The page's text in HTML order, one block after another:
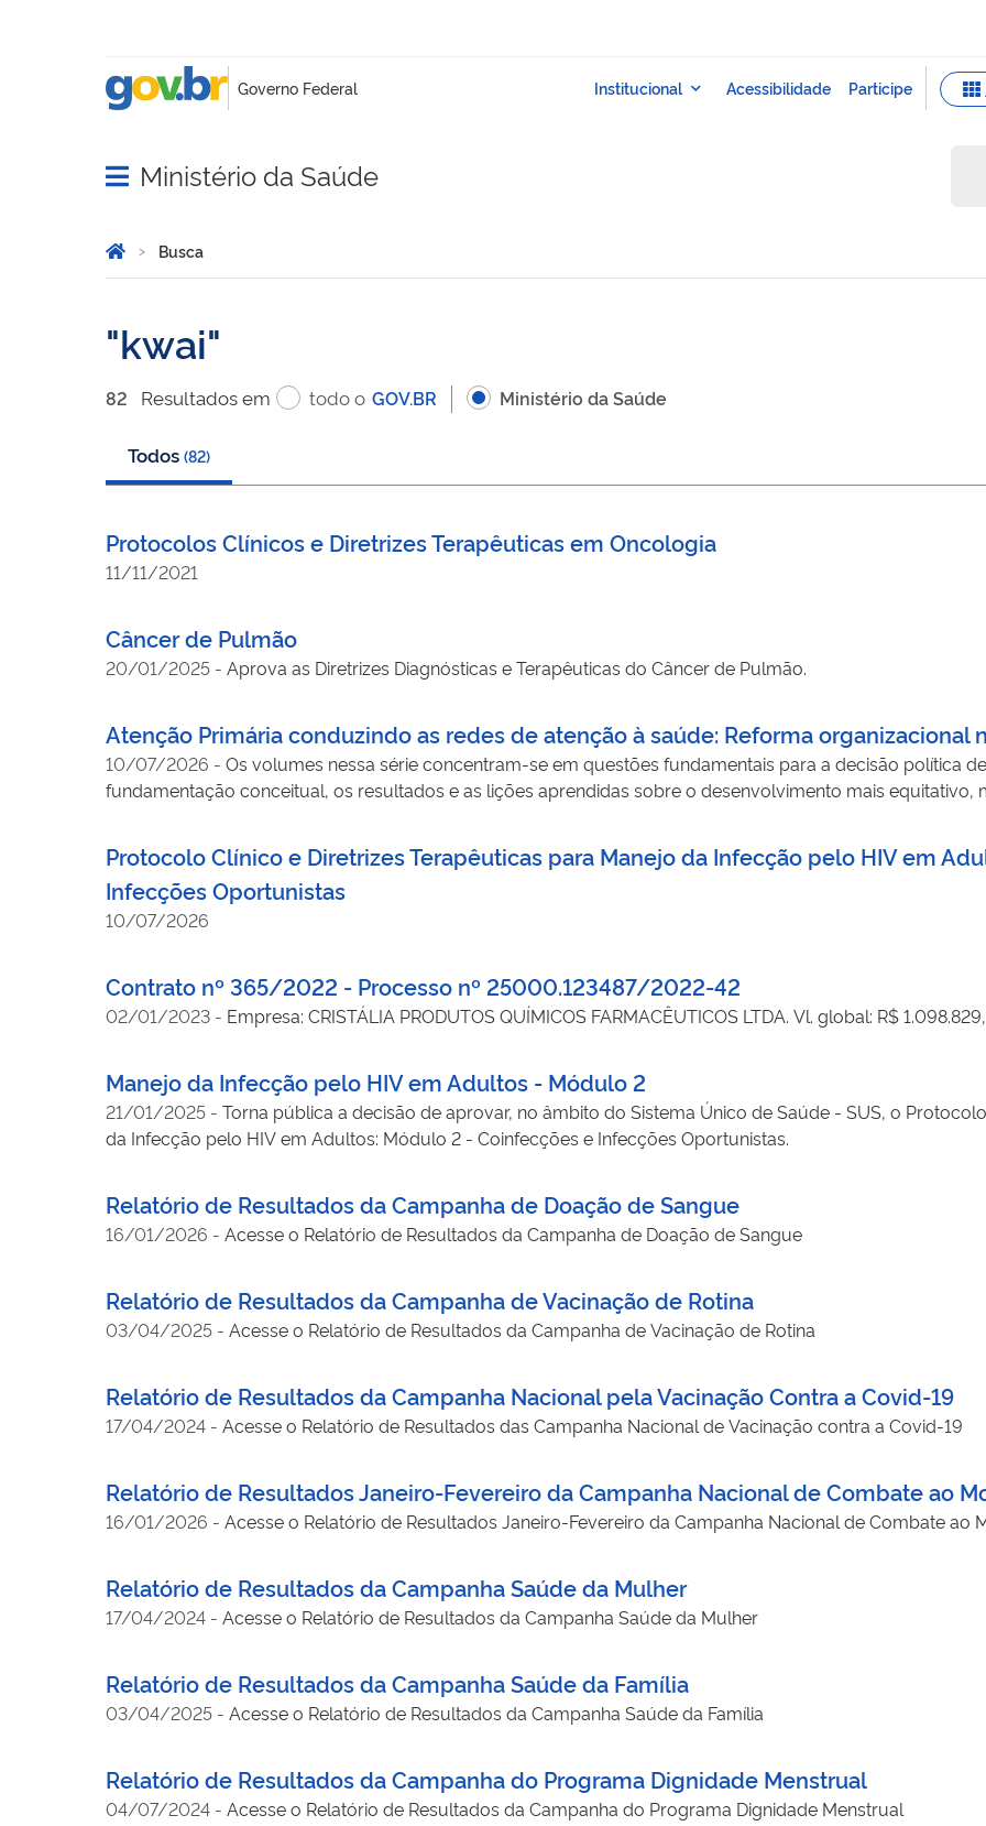
Abrir menu principal de navegação
Ministério da Saúde
Você está aqui:
Página Inicial
Busca
kwai
82 Resultadosem todo o GOV.BR Ministério da Saúde
Todos (82)
Protocolos Clínicos e Diretrizes Terapêuticas em Oncologia
11/11/2021
Câncer de Pulmão
20/01/2025 - Aprova as Diretrizes Diagnósticas e Terapêuticas do Câncer de Pulmão.
Atenção Primária conduzindo as redes de atenção à saúde: Reforma organizacional
10/07/2026 - Os volumes nessa série concentram-se em questões fundamentais para a decisão política
fundamentação conceitual, os resultados e as lições aprendidas sobre o desenvolvimento mais equitativo,
Protocolo Clínico e Diretrizes Terapêuticas para Manejo da Infecção pelo HIV em
Infecções Oportunistas
10/07/2026
Contrato nº 365/2022 - Processo nº 25000.123487/2022-42
02/01/2023 - Empresa: CRISTÁLIA PRODUTOS QUÍMICOS FARMACÊUTICOS LTDA. Vl. global: R$
Manejo da Infecção pelo HIV em Adultos - Módulo 2
21/01/2025 - Torna pública a decisão de aprovar, no âmbito do Sistema Único de Saúde - SUS, o
da Infecção pelo HIV em Adultos: Módulo 2 - Coinfecções e Infecções Oportunistas.
Relatório de Resultados da Campanha de Doação de Sangue
16/01/2026 - Acesse o Relatório de Resultados da Campanha de Doação de Sangue
Relatório de Resultados da Campanha de Vacinação de Rotina
03/04/2025 - Acesse o Relatório de Resultados da Campanha de Vacinação de Rotina
Relatório de Resultados da Campanha Nacional pela Vacinação Contra a Covid-19
17/04/2024 - Acesse o Relatório de Resultados das Campanha Nacional de Vacinação contra a Covid-19
Relatório de Resultados Janeiro-Fevereiro da Campanha Nacional de Combate ao
16/01/2026 - Acesse o Relatório de Resultados Janeiro-Fevereiro da Campanha Nacional de Combate ao
Relatório de Resultados da Campanha Saúde da Mulher
17/04/2024 - Acesse o Relatório de Resultados da Campanha Saúde da Mulher
Relatório de Resultados da Campanha Saúde da Família
03/04/2025 - Acesse o Relatório de Resultados da Campanha Saúde da Família
Relatório de Resultados da Campanha do Programa Dignidade Menstrual
04/07/2024 - Acesse o Relatório de Resultados da Campanha do Programa Dignidade Menstrual